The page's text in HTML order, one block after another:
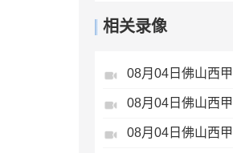
相关录像